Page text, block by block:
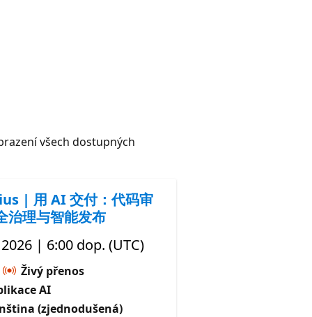
všech dostupných
| 用 AI 交付：代码审
治理与智能发布
| 6:00 dop. (UTC)
Živý přenos
AI
(zjednodušená)